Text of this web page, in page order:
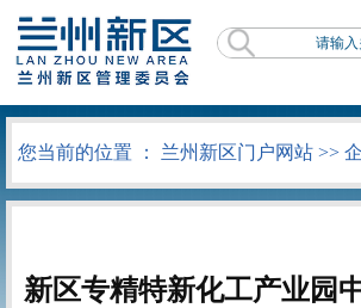
您当前的位置 ： 兰州新区门户网站 >>
新区专精特新化工产业园